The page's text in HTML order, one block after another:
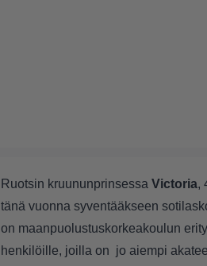
Ruotsin kruununprinsessa Victoria,
tänä vuonna syventääkseen
on maanpuolustuskorkeakoulun
henkilöille, joilla on jo aiempi